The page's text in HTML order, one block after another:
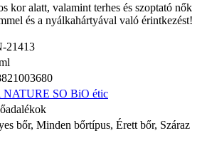
kor alatt, valamint terhes és szoptató nők
és a nyálkahártyával való érintkezést!
21413
NATURE SO BiO étic
bőr, Minden bőrtípus, Érett bőr, Száraz